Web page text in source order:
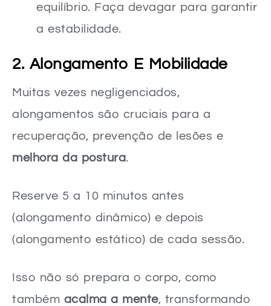
equilíbrio. Faça devagar para garantir
a estabilidade.
2. Alongamento E Mobilidade
Muitas vezes negligenciados,
alongamentos são cruciais para a
recuperação, prevenção de lesões e
melhora da postura.
Reserve 5 a 10 minutos antes
(alongamento dinâmico) e depois
(alongamento estático) de cada sessão.
Isso não só prepara o corpo, como
também acalma a mente, transformando